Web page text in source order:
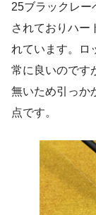
25ブラックレー
されておりハー
れています。ロ
常に良いのです
無いため引っか
点です。